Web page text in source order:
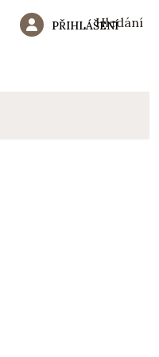
Hledání
PŘIHLÁŠENÍ